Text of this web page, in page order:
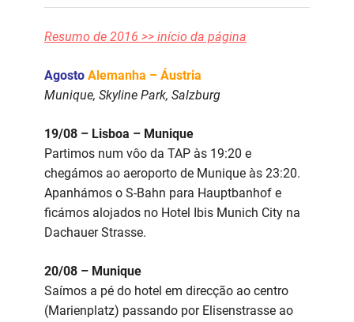
Resumo de 2016 >> início da página
Agosto Alemanha – Áustria
Munique, Skyline Park, Salzburg
19/08 – Lisboa – Munique
Partimos num vôo da TAP às 19:20 e
chegámos ao aeroporto de Munique às 23:20.
Apanhámos o S-Bahn para Hauptbanhof e
ficámos alojados no Hotel Ibis Munich City na
Dachauer Strasse.
20/08 – Munique
Saímos a pé do hotel em direcção ao centro
(Marienplatz) passando por Elisenstrasse ao